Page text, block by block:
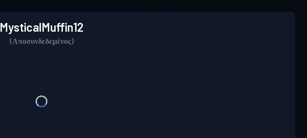
MysticalMuffin12
(Αποσυνδεδεμένος)